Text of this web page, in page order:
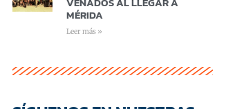
MÉRIDA
Leer más »